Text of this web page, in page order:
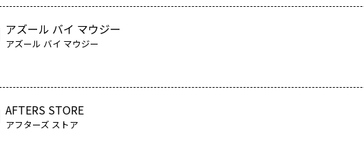
アズール バイ マウジー
アズール バイ マウジー
AFTERS STORE
アフターズ ストア